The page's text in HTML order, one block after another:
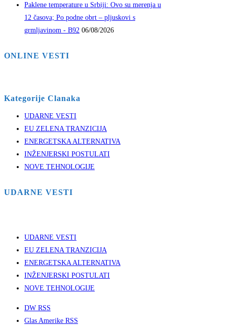
Paklene temperature u Srbiji: Ovo su merenja u
12 časova; Po podne obrt – pljuskovi s
grmljavinom - B92 06/08/2026
ONLINE VESTI
Kategorije Clanaka
UDARNE VESTI
EU ZELENA TRANZICIJA
ENERGETSKA ALTERNATIVA
INŽENJERSKI POSTULATI
NOVE TEHNOLOGIJE
UDARNE VESTI
UDARNE VESTI
EU ZELENA TRANZICIJA
ENERGETSKA ALTERNATIVA
INŽENJERSKI POSTULATI
NOVE TEHNOLOGIJE
DW RSS
Glas Amerike RSS